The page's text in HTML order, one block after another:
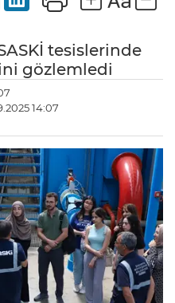
tesislerinde
gözlemledi
14:07